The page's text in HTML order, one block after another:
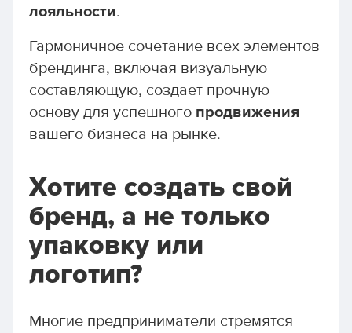
лояльности.
Гармоничное сочетание всех элементов
брендинга, включая визуальную
составляющую, создает прочную
основу для успешного продвижения
вашего бизнеса на рынке.
Хотите создать свой
бренд, а не только
упаковку или
логотип?
Многие предприниматели стремятся